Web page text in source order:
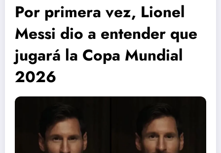
Por primera vez, Lionel
Messi dio a entender que
jugará la Copa Mundial
2026